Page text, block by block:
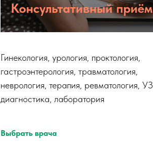
Консультативный приём
Гинекология, урология, проктология,
гастроэнтерология, травматология,
неврология, терапия, ревматология,
диагностика, лаборатория
Выбрать врача